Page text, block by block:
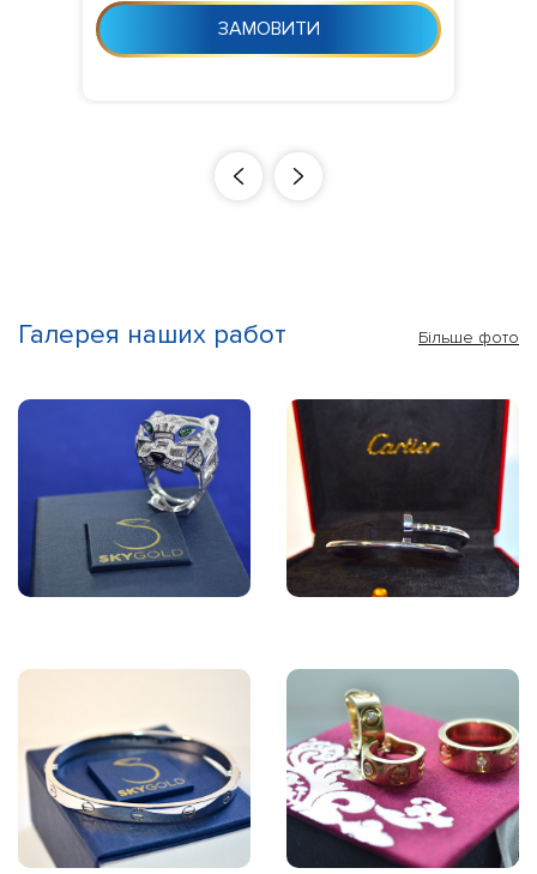
Виготовлення 10-24 дня з моменту
замовлення
ЗАМОВИТИ
Галерея наших работ Більше фото